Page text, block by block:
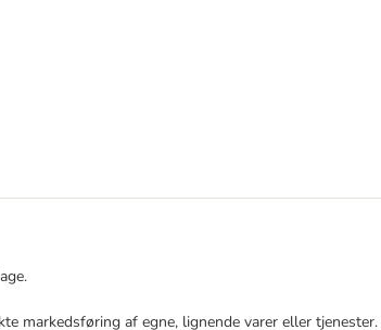
markedsføring af egne, lignende varer eller